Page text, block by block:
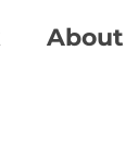
About